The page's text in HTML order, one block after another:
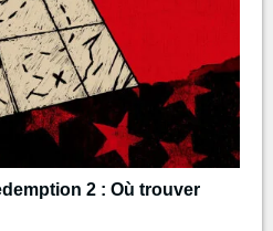
2 : Où trouver